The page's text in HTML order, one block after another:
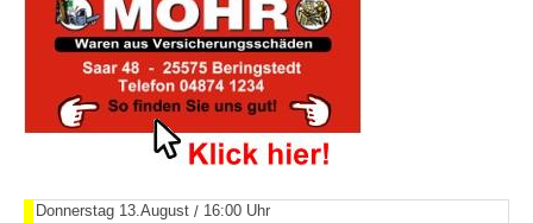
Donnerstag 13.August / 16:00 Uhr